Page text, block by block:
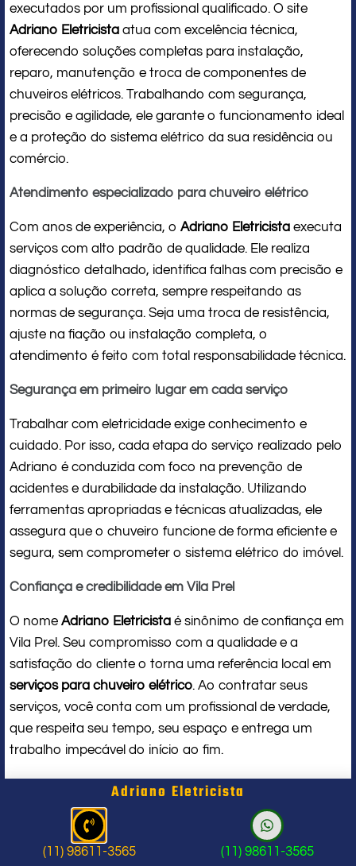
executados por um profissional qualificado. O site
Adriano Eletricista atua com excelência técnica,
oferecendo soluções completas para instalação,
reparo, manutenção e troca de componentes de
chuveiros elétricos. Trabalhando com segurança,
precisão e agilidade, ele garante o funcionamento ideal
e a proteção do sistema elétrico da sua residência ou
comércio.
Atendimento especializado para chuveiro elétrico
Com anos de experiência, o Adriano Eletricista executa
serviços com alto padrão de qualidade. Ele realiza
diagnóstico detalhado, identifica falhas com precisão e
aplica a solução correta, sempre respeitando as
normas de segurança. Seja uma troca de resistência,
ajuste na fiação ou instalação completa, o
atendimento é feito com total responsabilidade técnica.
Segurança em primeiro lugar em cada serviço
Trabalhar com eletricidade exige conhecimento e
cuidado. Por isso, cada etapa do serviço realizado pelo
Adriano é conduzida com foco na prevenção de
acidentes e durabilidade da instalação. Utilizando
ferramentas apropriadas e técnicas atualizadas, ele
assegura que o chuveiro funcione de forma eficiente e
segura, sem comprometer o sistema elétrico do imóvel.
Confiança e credibilidade em Vila Prel
O nome Adriano Eletricista é sinônimo de confiança em
Vila Prel. Seu compromisso com a qualidade e a
satisfação do cliente o torna uma referência local em
serviços para chuveiro elétrico. Ao contratar seus
serviços, você conta com um profissional de verdade,
que respeita seu tempo, seu espaço e entrega um
trabalho impecável do início ao fim.
Problema com chuveiro: sinais que
indicam a hora de chamar um
profissional
Adriano Eletricista
(11) 98611-3565 (11) 98611-3565